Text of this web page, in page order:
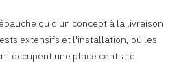
ou d'un concept à la livraison
extensifs et l'installation, où les
occupent une place centrale.